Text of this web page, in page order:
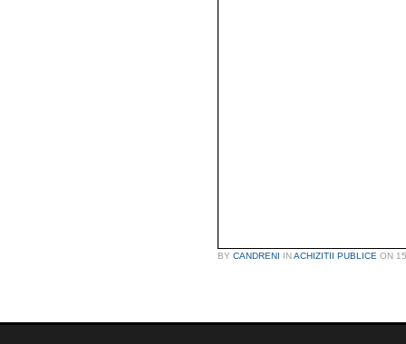
BY CANDRENI IN ACHIZITII PUBLICE ON